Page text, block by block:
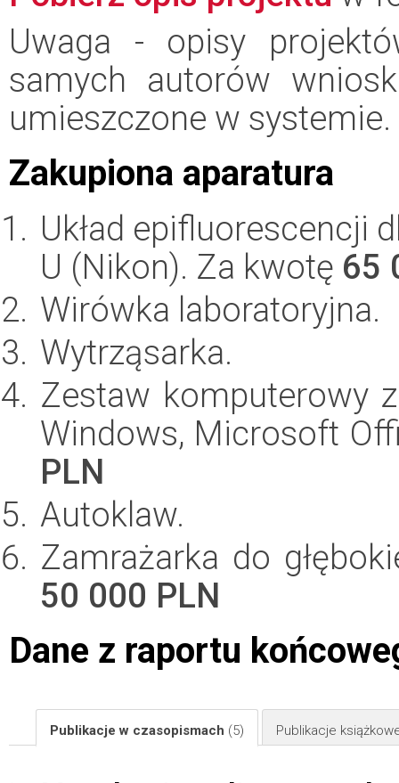
Uwaga - opisy
samych autorów
umieszczone w systemie.
Zakupiona aparatura
Układ epifluorescencji
U (Nikon). Za kwotę 65
Wirówka laboratoryjna.
Wytrząsarka.
Zestaw komputerowy
Windows, Microsoft
PLN
Autoklaw.
Zamrażarka do
50 000 PLN
Dane z raportu
Publikacje w czasopismach (5) Publikacje